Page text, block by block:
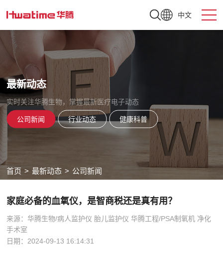
中文
最新动态
实时关注华腾生物，掌握最新医疗电子动态
公司新闻 行业动态 健康科普
首页 > 最新动态 > 公司新闻
家庭必备的血氧仪，是智商税还是真有用？
来源：华腾生物/病人监护仪 胎儿监护仪 华腾工程/PSA制氧机 净化
手术室
日期：2024-09-13 16:14:31